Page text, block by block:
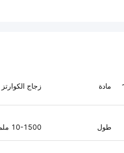
مادة زجاج الكوارتز
طول 10-1500 ملم